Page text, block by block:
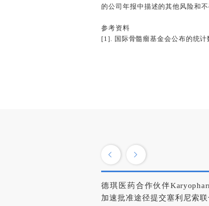
的公司年报中描述的其他风险和
参考资料
[1]. 国际骨髓瘤基金会公布的统
德琪医药合作伙伴
加速批准途径提交塞利尼索